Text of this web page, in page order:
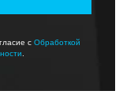
с Обработкой
.